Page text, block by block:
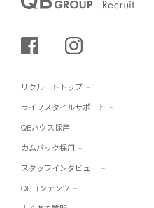
シェアする
リクルートトップ
ライフスタイルサポート
QBハウス採用
カムバック採用
スタッフインタビュー
QBコンテンツ